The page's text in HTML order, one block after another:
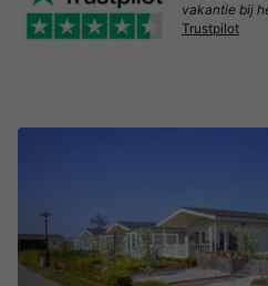
vakantie bij
Trustpilot